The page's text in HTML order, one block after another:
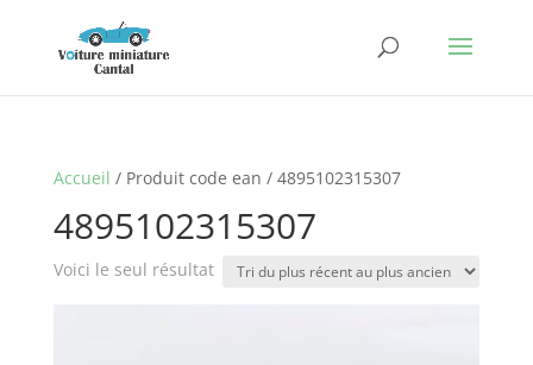
Accueil / Produit code ean / 4895102315307
4895102315307
Voici le seul résultat